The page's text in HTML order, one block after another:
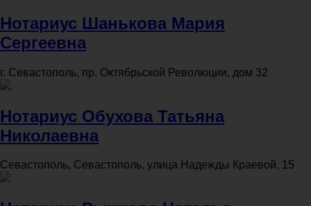
Нотариус Шанькова Мария
Сергеевна
г. Севастополь, пр. Октябрьской Революции, дом 32
Нотариус Обухова Татьяна
Николаевна
Севастополь, Севастополь, улица Надежды Краевой, 15